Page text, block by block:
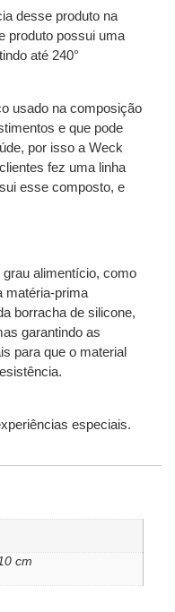
desse produto na
produto possui uma
até 240°
usado na composição
e que pode
por isso a Weck
fez uma linha
esse composto, e
alimentício, como
matéria-prima
borracha de silicone,
garantindo as
para que o material
especiais.
cm